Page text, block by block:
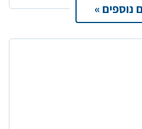
נוספים »